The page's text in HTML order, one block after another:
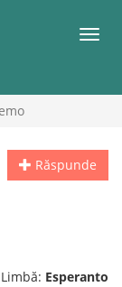
Răspunde
Limbă: Esperanto